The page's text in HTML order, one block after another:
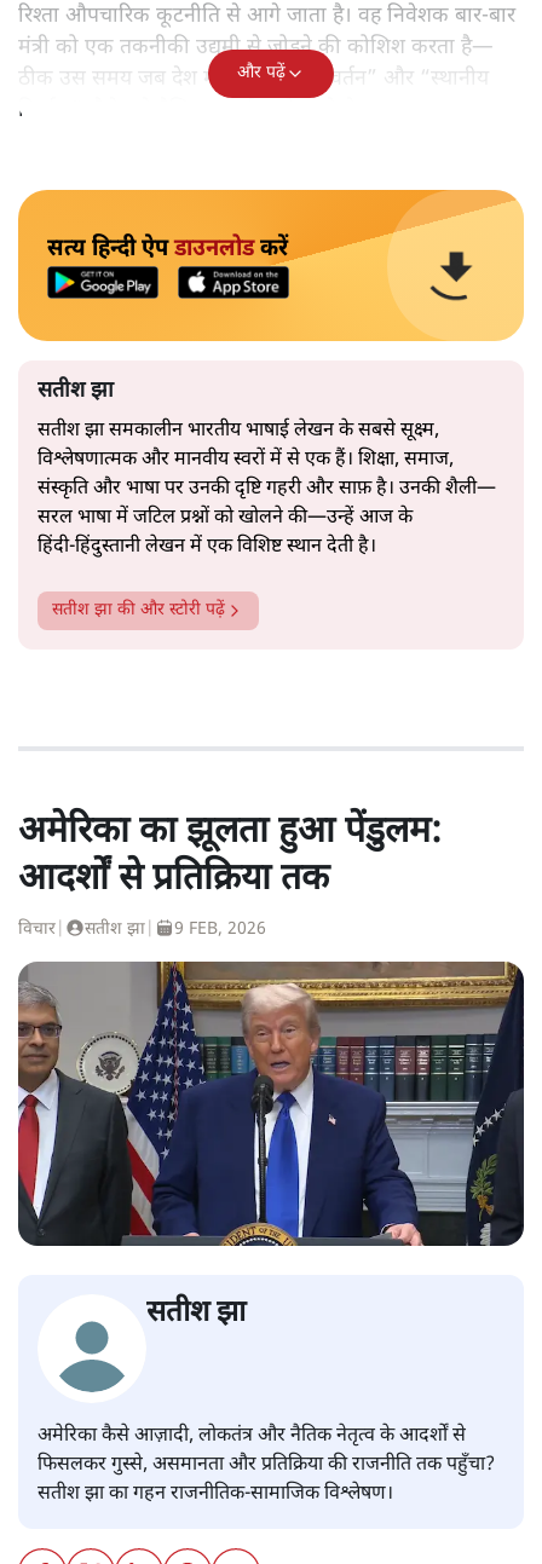
रिश्ता औपचारिक कूटनीति से आगे जाता है। वह निवेशक बार‑बार
मंत्री को एक तकनीकी उद्यमी से जोड़ने की कोशिश करता है—
ठीक उस समय जब देश में “डिजिटल परिवर्तन” और “स्थानीय
निर्माण” जैसे नारे वैश्विक समर्थन खोज रहे थे।
और पढ़ें
सत्य हिन्दी ऐपडाउनलोडकरें
सतीश झा
सतीश झा समकालीन भारतीय भाषाई लेखन के सबसे सूक्ष्म,
विश्लेषणात्मक और मानवीय स्वरों में से एक हैं। शिक्षा, समाज,
संस्कृति और भाषा पर उनकी दृष्टि गहरी और साफ़ है। उनकी शैली—
सरल भाषा में जटिल प्रश्नों को खोलने की—उन्हें आज के
हिंदी‑हिंदुस्तानी लेखन में एक विशिष्ट स्थान देती है।
सतीश झा की और स्टोरी पढ़ें
अमेरिका का झूलता हुआ पेंडुलम:
आदर्शों से प्रतिक्रिया तक
विचार सतीश झा 9 FEB, 2026
सतीश झा
अमेरिका कैसे आज़ादी, लोकतंत्र और नैतिक नेतृत्व के आदर्शों से
फिसलकर गुस्से, असमानता और प्रतिक्रिया की राजनीति तक पहुँचा?
सतीश झा का गहन राजनीतिक-सामाजिक विश्लेषण।